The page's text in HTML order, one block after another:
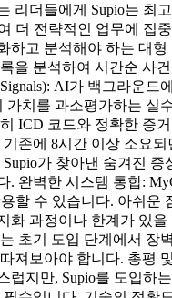
리더들에게 Supio는 최
더 전략적인 업무에 집
하고 분석해야 하는 대
을 분석하여 시간순 사
AI가 백그라운
가치를 과소평가하는 실
ICD 코드와 정확한 증
존에 8시간 이상 소요
가 찾아낸 숨겨진
. 완벽한 시스템 통합:
할 수 있습니다. 아쉬운
화 과정이나 한계가 있
초기 도입 단계에서 장
져보아야 합니다. 총평
럽지만, Supio를 도입하